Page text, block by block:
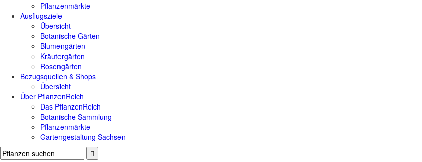
Pflanzenmärkte
Ausflugsziele
Übersicht
Botanische Gärten
Blumengärten
Kräutergärten
Rosengärten
Bezugsquellen & Shops
Übersicht
Über PflanzenReich
Das PflanzenReich
Botanische Sammlung
Pflanzenmärkte
Gartengestaltung Sachsen